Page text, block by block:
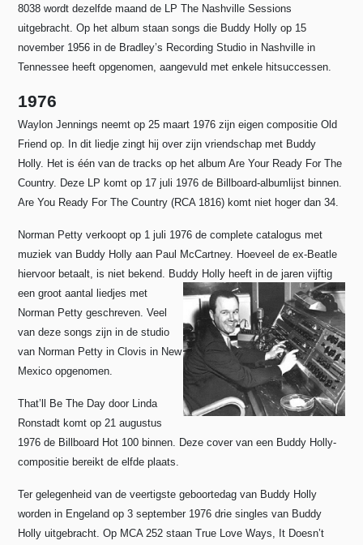
8038 wordt dezelfde maand de LP The Nashville Sessions
uitgebracht. Op het album staan songs die Buddy Holly op 15
november 1956 in de Bradley’s Recording Studio in Nashville in
Tennessee heeft opgenomen, aangevuld met enkele hitsuccessen.
1976
Waylon Jennings neemt op 25 maart 1976 zijn eigen compositie Old
Friend op. In dit liedje zingt hij over zijn vriendschap met Buddy
Holly. Het is één van de tracks op het album Are Your Ready For The
Country. Deze LP komt op 17 juli 1976 de Billboard-albumlijst binnen.
Are You Ready For The Country (RCA 1816) komt niet hoger dan 34.
Norman Petty verkoopt op 1 juli 1976 de complete catalogus met
muziek van Buddy Holly aan Paul McCartney. Hoeveel de ex-Beatle
hiervoor betaalt, is niet bekend. Buddy Holly heeft in de jaren vijftig
een groot aantal liedjes met
Norman Petty geschreven. Veel
van deze songs zijn in de studio
van Norman Petty in Clovis in New
Mexico opgenomen.
That’ll Be The Day door Linda
Ronstadt komt op 21 augustus
1976 de Billboard Hot 100 binnen. Deze cover van een Buddy Holly-
compositie bereikt de elfde plaats.
Ter gelegenheid van de veertigste geboortedag van Buddy Holly
worden in Engeland op 3 september 1976 drie singles van Buddy
Holly uitgebracht.Op MCA 252 staan True Love Ways, It Doesn’t